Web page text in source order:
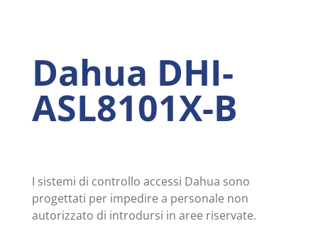
Dahua DHI-
ASL8101X-B
I sistemi di controllo accessi Dahua sono
progettati per impedire a personale non
autorizzato di introdursi in aree riservate.